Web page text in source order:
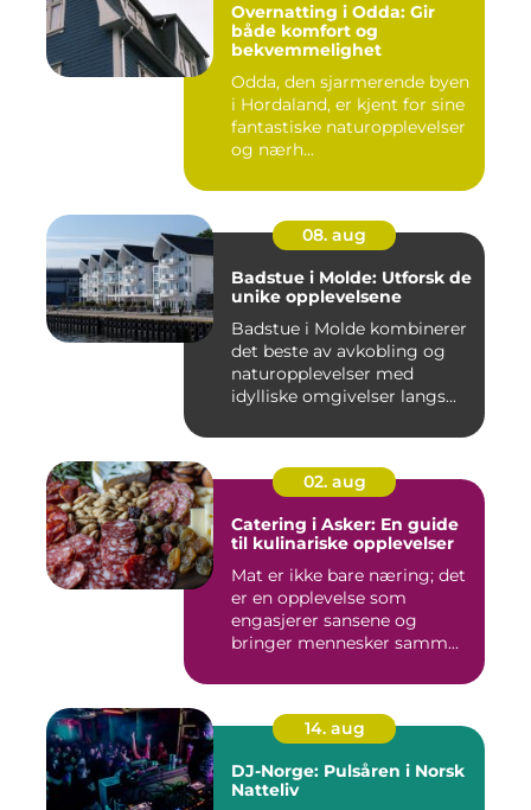
Overnatting i Odda: Gir
både komfort og
bekvemmelighet
Odda, den sjarmerende byen
i Hordaland, er kjent for sine
fantastiske naturopplevelser
og nærh...
08. aug
Badstue i Molde: Utforsk de
unike opplevelsene
Badstue i Molde kombinerer
det beste av avkobling og
naturopplevelser med
idylliske omgivelser langs...
02. aug
Catering i Asker: En guide
til kulinariske opplevelser
Mat er ikke bare næring; det
er en opplevelse som
engasjerer sansene og
bringer mennesker samm...
14. aug
DJ-Norge: Pulsåren i Norsk
Natteliv